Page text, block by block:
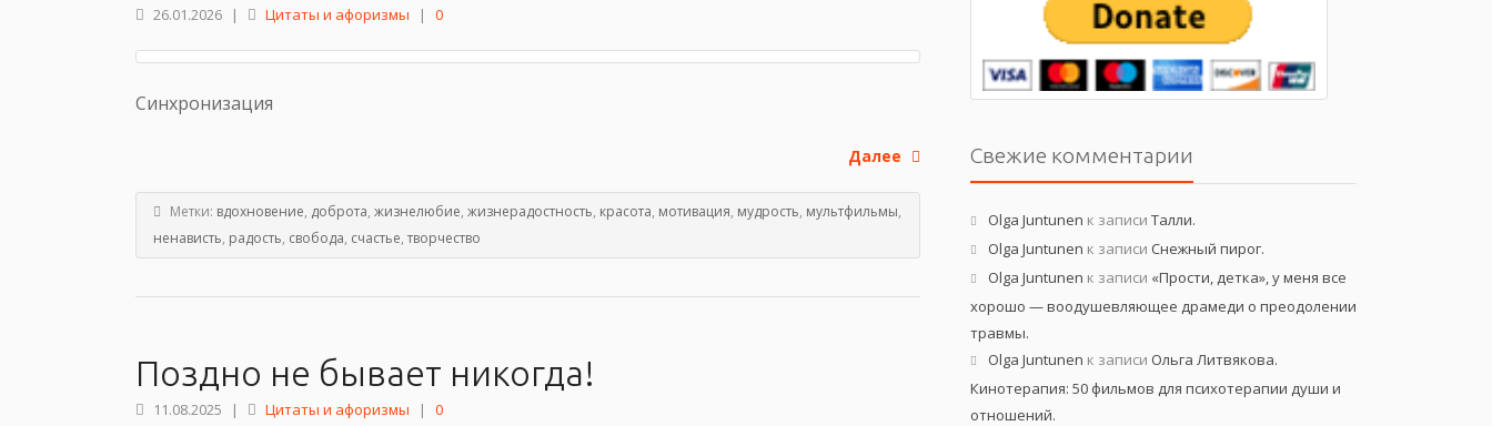
26.01.2026 | Цитаты и афоризмы | 0
Синхронизация
Далее
Метки: вдохновение, доброта, жизнелюбие, жизнерадостность, красота, мотивация, мудрость, мультфильмы,
ненависть, радость, свобода, счастье,творчество
Поздно не бывает никогда!
11.08.2025 | Цитаты и афоризмы | 0
Свежие комментарии
Olga Juntunen к записи Талли.
Olga Juntunen к записи Снежный пирог.
Olga Juntunen к записи «Прости, детка», у меня все
хорошо — воодушевляющее драмеди о преодолении
травмы.
Olga Juntunen к записи Ольга Литвякова.
Кинотерапия: 50 фильмов для психотерапии души и
отношений.